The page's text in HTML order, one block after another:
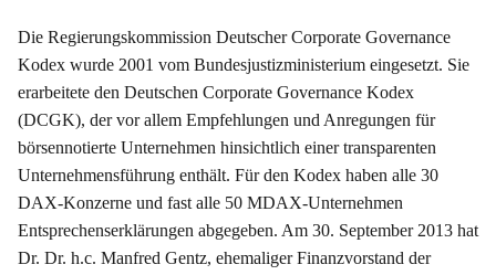
Die Regierungskommission Deutscher Corporate Governance
Kodex wurde 2001 vom Bundesjustizministerium eingesetzt. Sie
erarbeitete den Deutschen Corporate Governance Kodex
(DCGK), der vor allem Empfehlungen und Anregungen für
börsennotierte Unternehmen hinsichtlich einer transparenten
Unternehmensführung enthält. Für den Kodex haben alle 30
DAX-Konzerne und fast alle 50 MDAX-Unternehmen
Entsprechenserklärungen abgegeben. Am 30. September 2013 hat
Dr. Dr. h.c. Manfred Gentz, ehemaliger Finanzvorstand der